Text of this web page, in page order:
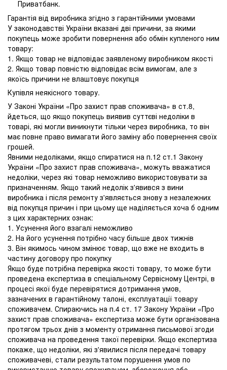
Приватбанк.
Гарантія від виробника згідно з гарантійними умовами
У законодавстві України вказані дві причини, за якими
покупець може зробити повернення або обмін купленого ним
товару:
1. Якщо товар не відповідає заявленому виробником якості
2. Якщо товар повністю відповідає всім вимогам, але з
якоїсь причини не влаштовує покупця
Купівля неякісного товару.
У Законі України «Про захист прав споживача» в ст.8,
йдеться, що якщо покупець виявив суттєві недоліки в
товарі, які могли виникнути тільки через виробника, то він
має повне право вимагати його заміну або повернення своїх
грошей.
Явними недоліками, якщо спиратися на п.12 ст.1 Закону
України «Про захист прав споживача», можуть вважатися
недоліки, через які товар неможливо використовувати за
призначенням. Якщо такий недолік з'явився з вини
виробника і після ремонту з'являється знову з незалежних
від покупця причин і при цьому ще наділяється хоча б одним
з цих характерних ознак:
1. Усунення його взагалі неможливо
2. На його усунення потрібно часу більше двох тижнів
3. Він якимось чином змінює товар, що вже не входить в
частину договору про покупку
Якщо буде потрібна перевірка якості товару, то може бути
проведена експертиза в спеціальному Сервісному Центрі, в
процесі якої буде перевірятися дотримання умов,
зазначених в гарантійному талоні, експлуатації товару
споживачем. Спираючись на п.4 ст. 17 Закону України «Про
захист прав споживача» експертиза може бути організована
протягом трьох днів з моменту отримання письмової згоди
споживача на проведення такої перевірки. Якщо експертиза
покаже, що недоліки, які з'явилися після передачі товару
споживачеві, стали результатом порушення умов по